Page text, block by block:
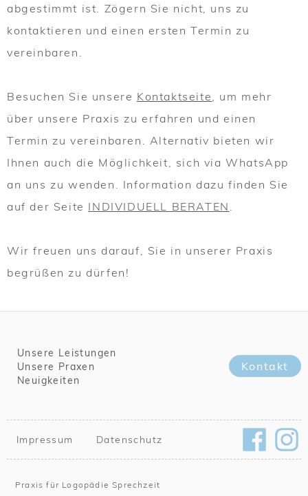
abgestimmt ist. Zögern Sie nicht, uns zu
kontaktieren und einen ersten Termin zu
vereinbaren.
Besuchen Sie unsere Kontaktseite
, um mehr
über unsere Praxis zu erfahren und einen
Termin zu vereinbaren. Alternativ bieten wir
Ihnen auch die Möglichkeit, sich via WhatsApp
an uns zu wenden. Information dazu finden Sie
auf der Seite INDIVIDUELL BERATEN
Wir freuen uns darauf, Sie in unserer Praxis
begrüßen zu dürfen!
Unsere Leistungen
Unsere Praxen
Neuigkeiten
Kontakt
Impressum Datenschutz
Praxis für Logopädie Sprechzeit